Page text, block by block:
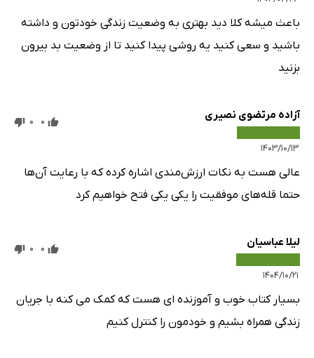
باعث میشه کلا دید بهتری به وضعیت زندگی خودتون و داشته
باشید و سعی کنید یه روشی پیدا کنید تا از وضعیت بد بیرون
بزنید
آزاده مرتضوی نصیری
۱۴۰۳/۱۰/۱۳
0
0
عالی هست به نکات ارزش‌مندی اشاره کرده که با رعایت آن‌ها
حتما قله‌های موفقیت را یکی یکی فتح خواهیم کرد
لیلا عباسیان
۱۴۰۴/۱۰/۲۱
0
0
بسیار کتاب خوب و آموزنده ای هست که کمک می کنه با جریان
زندگی همراه بشیم و خودمون را کنترل کنیم